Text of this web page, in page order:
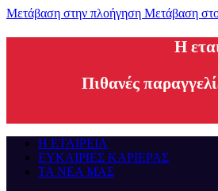
Μετάβαση στην πλοήγηση Μετάβαση στο
H
Πιθανές
Η ΕΤΑΙΡΕΙΑ
ΕΥΚΑΙΡΙΕΣ ΚΑΡΙΕΡΑΣ
ΤΑ ΝΕΑ ΜΑΣ